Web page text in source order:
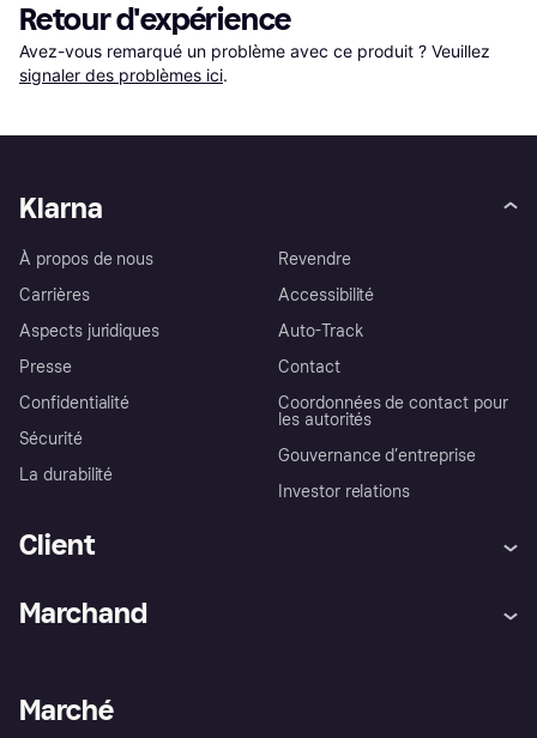
Retour d'expérience
Avez-vous remarqué un problème avec ce produit ? Veuillez
signaler des problèmes ici.
Klarna
À propos de nous
Carrières
Aspects juridiques
Presse
Confidentialité
Sécurité
La durabilité
Revendre
Accessibilité
Auto-Track
Contact
Coordonnées de contact pour
les autorités
Gouvernance d’entreprise
Investor relations
Client
Explorez les magasins
Marchand
Portail Marchand
Marché